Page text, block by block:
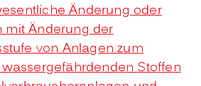
Änderung oder
Änderung der
von Anlagen zum
Stoffen